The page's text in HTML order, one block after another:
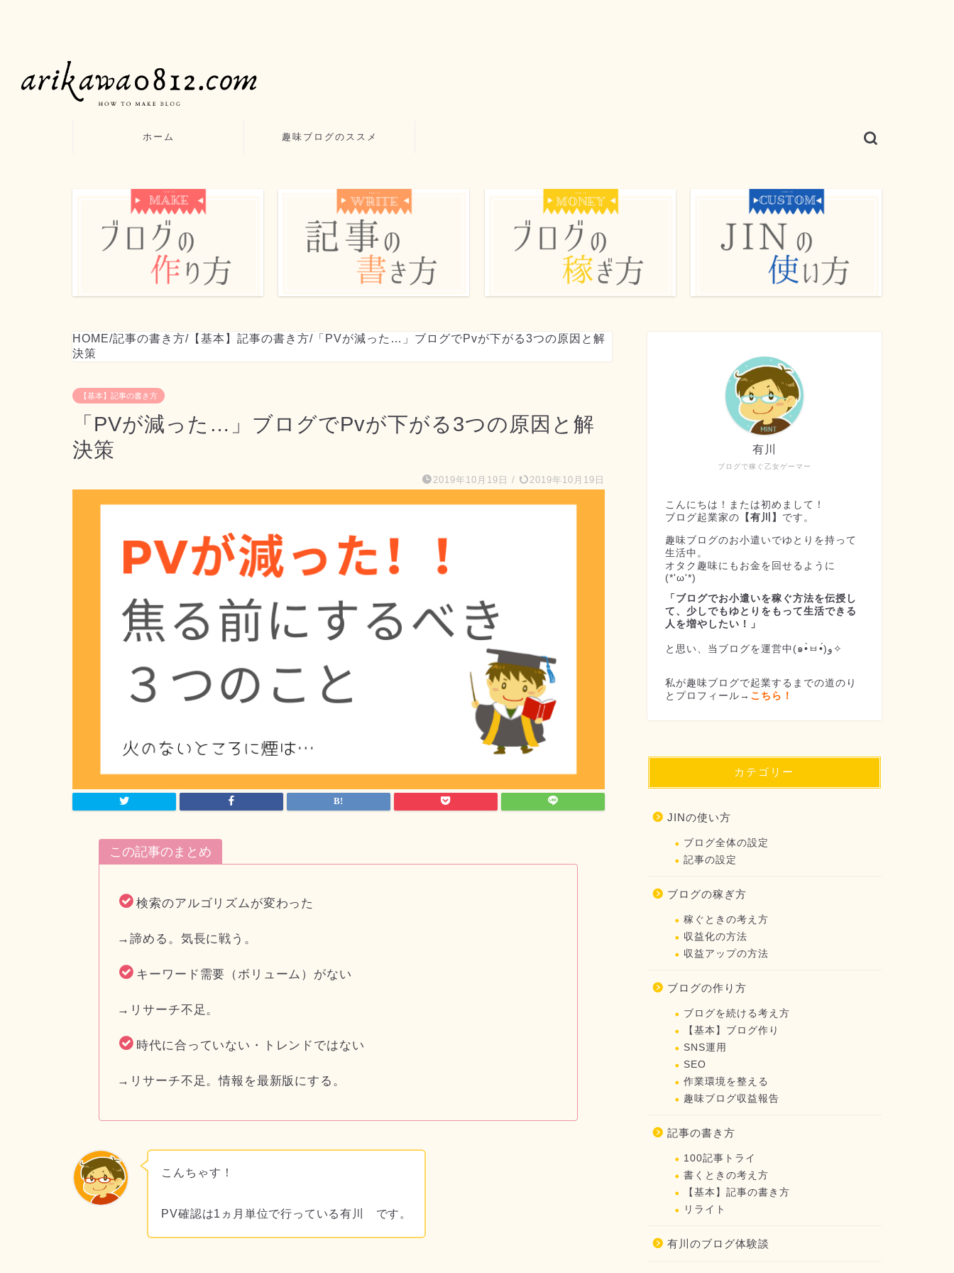
ホーム 趣味ブログのススメ
HOME/記事の書き方/ 【基本】記事の書き方/ 「PVが減った…」ブログでPvが下がる3つの原因と解
決策
【基本】記事の書き方
「PVが減った…」ブログでPvが下がる3つの原因と解
決策
2019年10月19日 / 2019年10月19日
この記事のまとめ
検索のアルゴリズムが変わった
→諦める。気長に戦う。
キーワード需要（ボリューム）がない
→リサーチ不足。
時代に合っていない・トレンドではない
→リサーチ不足。情報を最新版にする。
こんちゃす！
PV確認は1ヵ月単位で行っている有川 です。
ブログで稼ぐ乙女ゲーマー
有川
こんにちは！または初めまして！
ブログ起業家の 【有川】 です。
趣味ブログのお小遣いでゆとりを持って
生活中。
オタク趣味にもお金を回せるように
(*'ω'*)
「ブログでお小遣いを稼ぐ方法を伝授し
て、少しでもゆとりをもって生活できる
人を増やしたい！」
と思い、当ブログを運営中(๑•̀ㅂ•́)و✧
私が趣味ブログで起業するまでの道のり
とプロフィール→ こちら！
カテゴリー
JINの使い方
ブログ全体の設定
記事の設定
ブログの稼ぎ方
稼ぐときの考え方
収益化の方法
収益アップの方法
ブログの作り方
ブログを続ける考え方
【基本】ブログ作り
SNS運用
SEO
作業環境を整える
趣味ブログ収益報告
記事の書き方
100記事トライ
書くときの考え方
【基本】記事の書き方
リライト
有川のブログ体験談